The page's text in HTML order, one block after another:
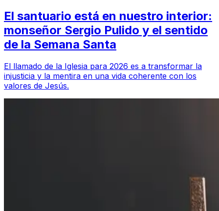
El santuario está en nuestro interior:
monseñor Sergio Pulido y el sentido
de la Semana Santa
El llamado de la Iglesia para 2026 es a transformar la
injusticia y la mentira en una vida coherente con los
valores de Jesús.